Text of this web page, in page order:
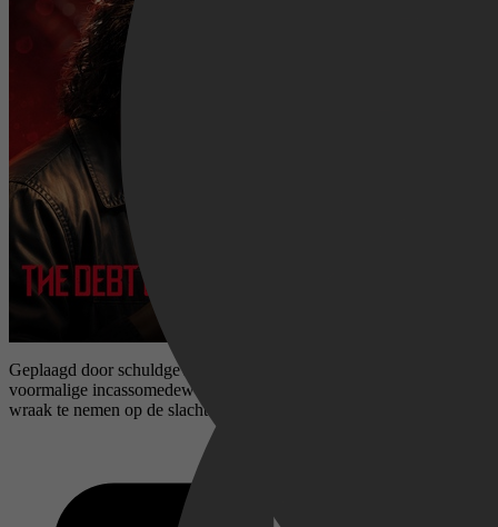
Geplaagd door schuldgevoel na zijn gevangenisstraf, keert een
voormalige incassomedewerker terug naar zijn oude wereld om
wraak te nemen op de slachtoffers van woekeraars.